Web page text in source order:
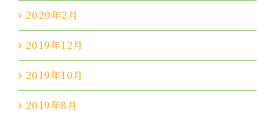
2020年2月
2019年12月
2019年10月
2019年8月